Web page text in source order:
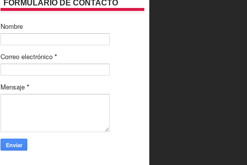
FORMULARIO DE CONTACTO
Nombre
Correo electrónico *
Mensaje *